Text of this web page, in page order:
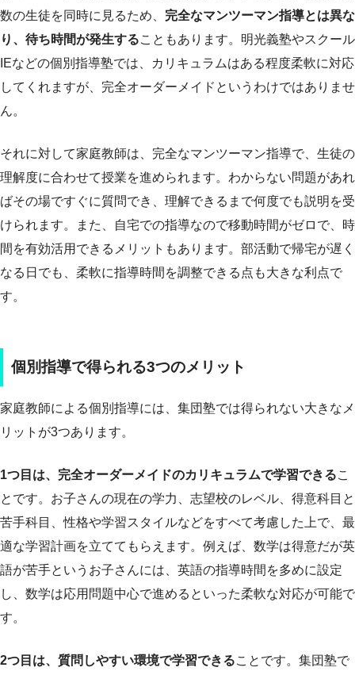
数の生徒を同時に見るため、 完全なマンツーマン指導とは異な
り、待ち時間が発生することもあります。明光義塾やスクール
IEなどの個別指導塾では、カリキュラムはある程度柔軟に対応
してくれますが、完全オーダーメイドというわけではありませ
ん。
それに対して家庭教師は、完全なマンツーマン指導で、生徒の
理解度に合わせて授業を進められます。わからない問題があれ
ばその場ですぐに質問でき、理解できるまで何度でも説明を受
けられます。また、自宅での指導なので移動時間がゼロで、時
間を有効活用できるメリットもあります。部活動で帰宅が遅く
なる日でも、柔軟に指導時間を調整できる点も大きな利点で
す。
個別指導で得られる3つのメリット
家庭教師による個別指導には、集団塾では得られない大きなメ
リットが3つあります。
1つ目は、完全オーダーメイドのカリキュラムで学習できるこ
とです。お子さんの現在の学力、志望校のレベル、得意科目と
苦手科目、性格や学習スタイルなどをすべて考慮した上で、最
適な学習計画を立ててもらえます。例えば、数学は得意だが英
語が苦手というお子さんには、英語の指導時間を多めに設定
し、数学は応用問題中心で進めるといった柔軟な対応が可能で
す。
2つ目は、質問しやすい環境で学習できることです。集団塾で